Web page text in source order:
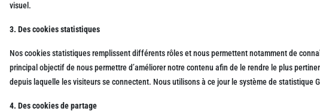
visuel.
3. Des cookies statistiques
Nos cookies statistiques remplissent différents rôles et nous permettent notamment de
principal objectif de nous permettre d’améliorer notre contenu afin de le rendre le plus
depuis laquelle les visiteurs se connectent. Nous utilisons à ce jour le système de statistique
4. Des cookies de partage